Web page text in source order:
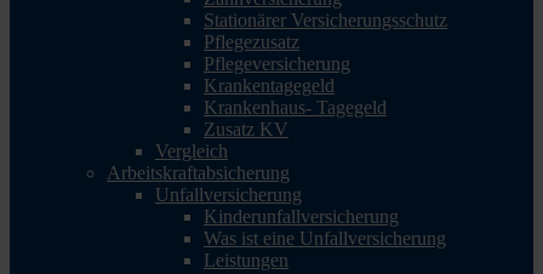
Stationärer Versicherungsschutz
Pflegezusatz
Pflegeversicherung
Krankentagegeld
Krankenhaus- Tagegeld
Zusatz KV
Vergleich
Arbeitskraftabsicherung
Unfallversicherung
Kinderunfallversicherung
Was ist eine Unfallversicherung
Leistungen